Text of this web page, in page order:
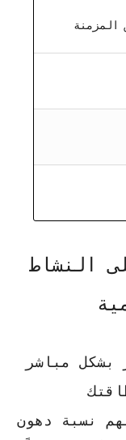
المزمنة
النشاط
بشكل مباشر
نسبة دهون